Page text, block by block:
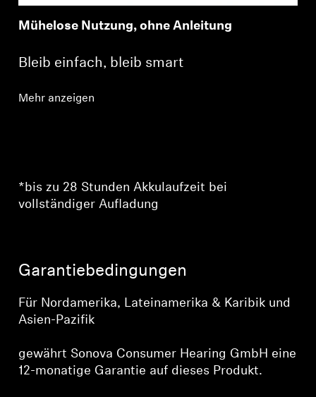
Mühelose Nutzung, ohne Anleitung
Bleib einfach, bleib smart
Mehr anzeigen
*bis zu 28 Stunden Akkulaufzeit bei
vollständiger Aufladung
Garantiebedingungen
Für Nordamerika, Lateinamerika & Karibik und
Asien-Pazifik
gewährt Sonova Consumer Hearing GmbH eine
12-monatige Garantie auf dieses Produkt.
Melden Sie sich bei Ihrem Konto an, um
Produkte zu Ihrer Wunschliste hinzuzufügen und
Ihre zuvor gespeicherten Artikel anzuzeigen.